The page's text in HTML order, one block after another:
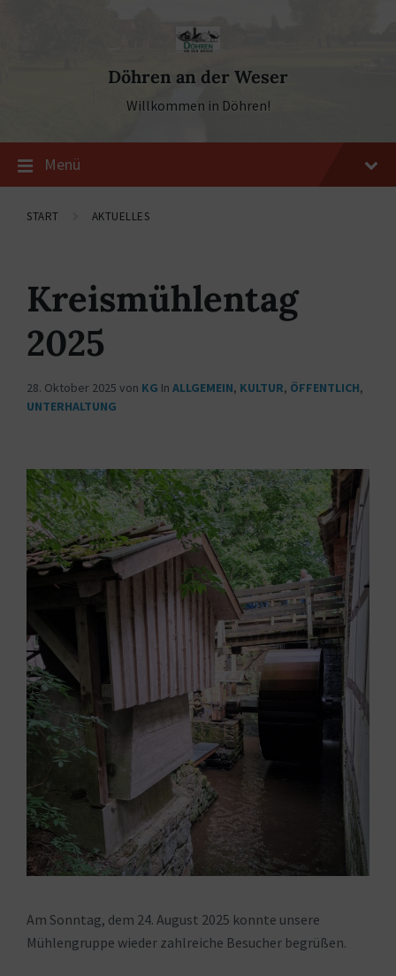
Döhren an der Weser
Willkommen in Döhren!
Menü
START AKTUELLES
Kreismühlentag
2025
28. Oktober 2025 von KG In ALLGEMEIN, KULTUR, ÖFFENTLICH,
UNTERHALTUNG
Am Sonntag, dem 24. August 2025 konnte unsere
Mühlengruppe wieder zahlreiche Besucher begrüßen.